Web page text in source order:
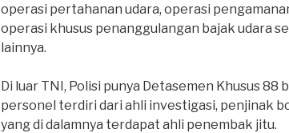
operasi pertahanan udara, operasi
operasi khusus penanggulangan bajak udara
lainnya.
Di luar TNI, Polisi punya Detasemen Khusus
personel terdiri dari ahli investigasi, penjinak
yang di dalamnya terdapat ahli penembak jitu.